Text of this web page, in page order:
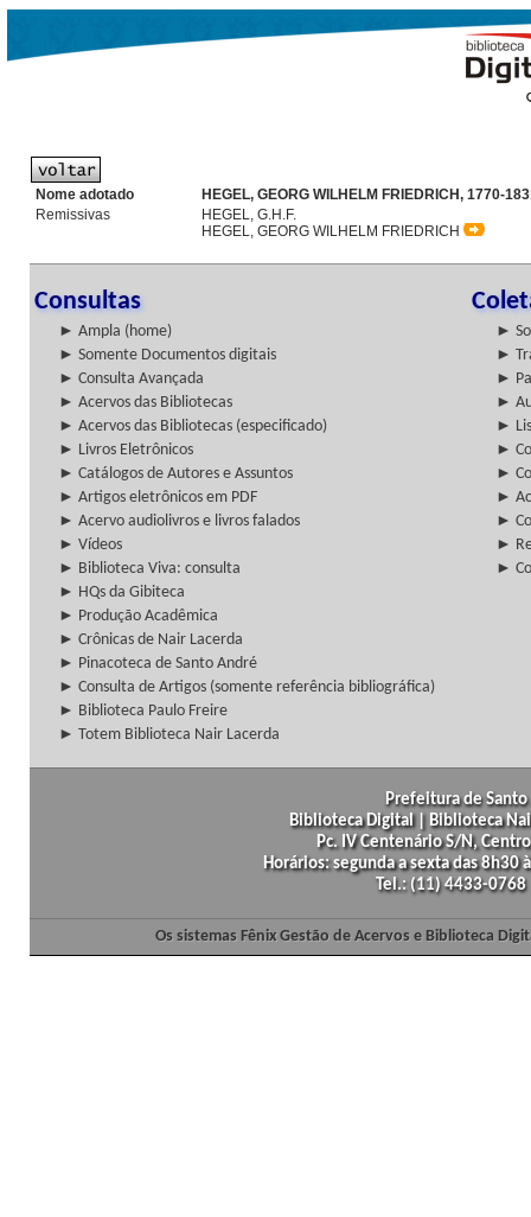
Nome adotado
HEGEL, GEORG WILHELM FRIEDRICH, 1770-
Remissivas
HEGEL, G.H.F.
HEGEL, GEORG WILHELM FRIEDRICH
Consultas
► Ampla (home)
►
► Somente Documentos digitais
►
► Consulta Avançada
►
► Acervos das Bibliotecas
►
► Acervos das Bibliotecas (especificado)
►
► Livros Eletrônicos
►
► Catálogos de Autores e Assuntos
►
► Artigos eletrônicos em PDF
►
► Acervo audiolivros e livros falados
►
► Vídeos
►
► Biblioteca Viva: consulta
►
► HQs da Gibiteca
► Produção Acadêmica
► Crônicas de Nair Lacerda
► Pinacoteca de Santo André
► Consulta de Artigos (somente referência bibliográfica)
► Biblioteca Paulo Freire
► Totem Biblioteca Nair Lacerda
Prefeitura de
Biblioteca Digital | Biblioteca
Pc. IV Centenário S/N,
Horários: segunda a sexta das
Tel.: (11) 4433-
Os sistemas Fênix Gestão de Acervos e Biblioteca